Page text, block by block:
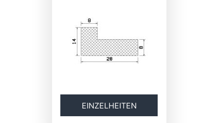
EINZELHEITEN